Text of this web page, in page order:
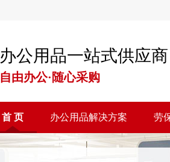
办公用品一站式供应商
自由办公·随心采购
首 页 办公用品解决方案 劳